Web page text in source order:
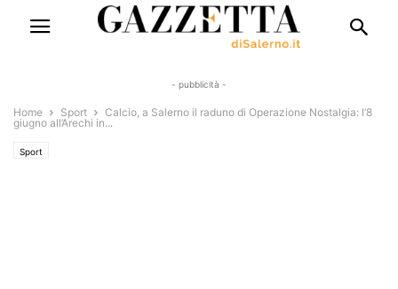
- pubblicità -
Home Sport
Calcio, a Salerno il raduno di Operazione Nostalgia: l’8
giugno all’Arechi in...
Sport